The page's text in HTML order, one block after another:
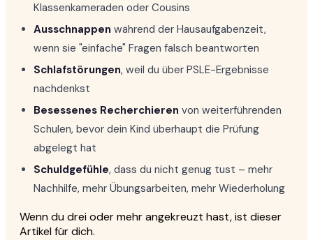
Klassenkameraden oder Cousins
Ausschnappen während der Hausaufgabenzeit,
wenn sie "einfache" Fragen falsch beantworten
Schlafstörungen, weil du über PSLE-Ergebnisse
nachdenkst
Besessenes Recherchieren von weiterführenden
Schulen, bevor dein Kind überhaupt die Prüfung
abgelegt hat
Schuldgefühle, dass du nicht genug tust – mehr
Nachhilfe, mehr Übungsarbeiten, mehr Wiederholung
Wenn du drei oder mehr angekreuzt hast, ist dieser
Artikel für dich.